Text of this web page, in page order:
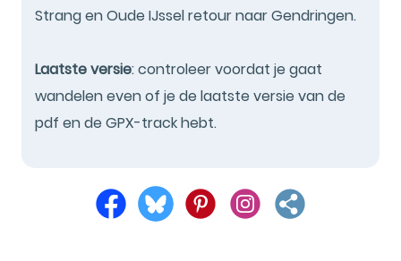
Strang en Oude IJssel retour naar Gendringen.
Laatste versie: controleer voordat je gaat
wandelen even of je de laatste versie van de
pdf en de GPX-track hebt.